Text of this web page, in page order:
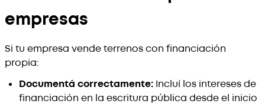
empresas
Si tu empresa vende terrenos con financiación
propia:
Documentá correctamente: Incluí los intereses de
financiación en la escritura pública desde el inicio